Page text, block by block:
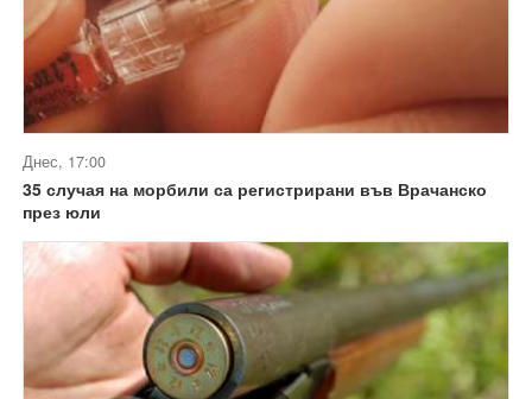
Днес, 17:00
35 случая на морбили са регистрирани във Врачанско
през юли